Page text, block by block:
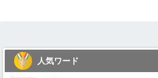
人気ワード